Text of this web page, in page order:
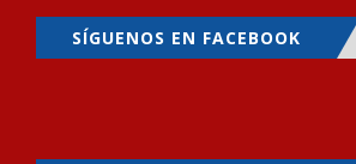
SÍGUENOS EN FACEBOOK